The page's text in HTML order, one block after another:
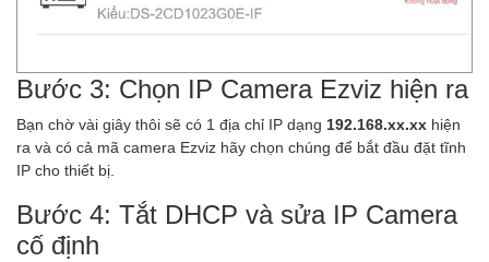
Bước 3: Chọn IP Camera Ezviz hiện ra
Bạn chờ vài giây thôi sẽ có 1 địa chỉ IP dạng 192.168.xx.xx hiện
ra và có cả mã camera Ezviz hãy chọn chúng để bắt đầu đặt tĩnh
IP cho thiết bị.
Bước 4: Tắt DHCP và sửa IP Camera
cố định